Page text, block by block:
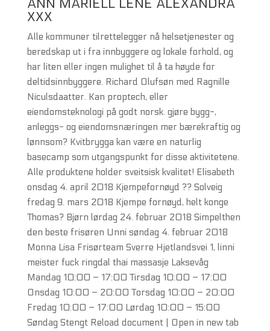
ANN MARIELL LENE ALEXANDRA
XXX
Alle kommuner tilrettelegger nå helsetjenester og
beredskap ut i fra innbyggere og lokale forhold, og
har liten eller ingen mulighet til å ta høyde for
deltidsinnbyggere. Richard Olufsøn med Ragnille
Niculsdaatter. Kan proptech, eller
eiendomsteknologi på godt norsk. gjøre bygg-,
anleggs- og eiendomsnæringen mer bærekraftig og
lønnsom? Kvitbrygga kan være en naturlig
basecamp som utgangspunkt for disse aktivitetene.
Alle produktene holder sveitsisk kvalitet! Elisabeth
onsdag 4. april 2018 Kjempefornøyd ?? Solveig
fredag 9. mars 2018 Kjempe fornøyd, helt konge
Thomas? Bjørn lørdag 24. februar 2018 Simpelthen
den beste frisøren Unni søndag 4. februar 2018
Monna Lisa Frisørteam Sverre Hjetlandsvei 1, linni
meister fuck ringdal thai massasje Laksevåg
Mandag 10:00 – 17:00 Tirsdag 10:00 – 17:00
Onsdag 10:00 – 20:00 Torsdag 10:00 – 20:00
Fredag 10:00 – 17:00 Lørdag 10:00 – 15:00
Søndag Stengt Reload document | Open in new tab